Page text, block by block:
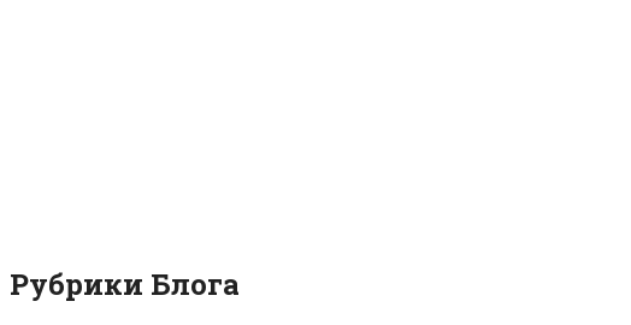
Рубрики Блога